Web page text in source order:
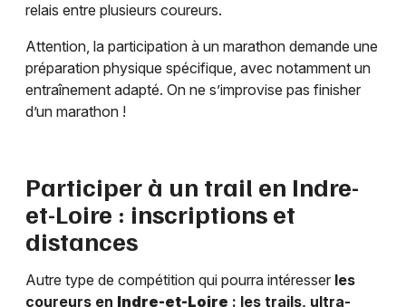
relais entre plusieurs coureurs.
Attention, la participation à un marathon demande une
préparation physique spécifique, avec notamment un
entraînement adapté. On ne s’improvise pas finisher
d’un marathon !
Participer à un trail en Indre-
et-Loire : inscriptions et
distances
Autre type de compétition qui pourra intéresser les
coureurs en Indre-et-Loire : les trails, ultra-